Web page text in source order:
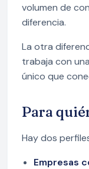
volumen de
diferencia.
La otra
trabaja con
único que
Para
Hay dos
Empresas